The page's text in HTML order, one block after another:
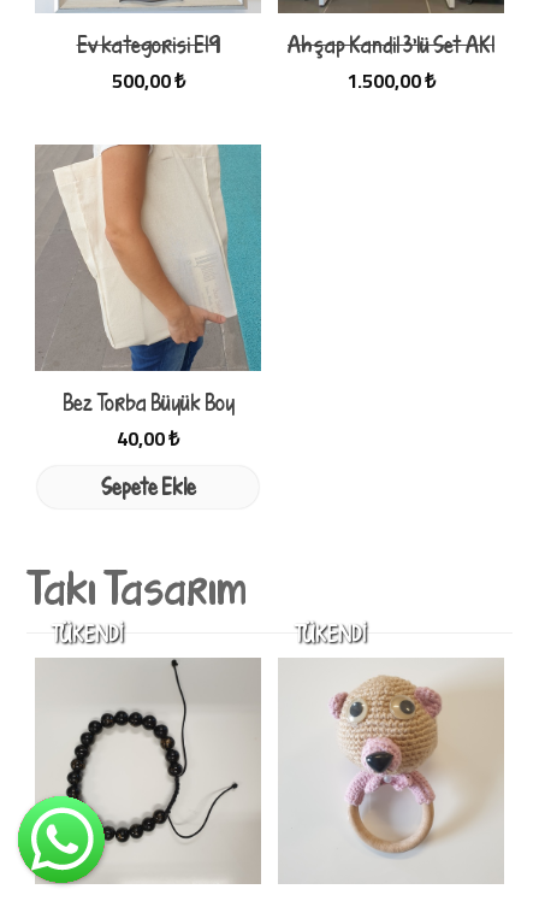
Ev kategorisi E19
500,00 ₺
Ahşap Kandil 3'lü Set AK1
1.500,00 ₺
Bez Torba Büyük Boy
40,00 ₺
Sepete Ekle
Takı Tasarım